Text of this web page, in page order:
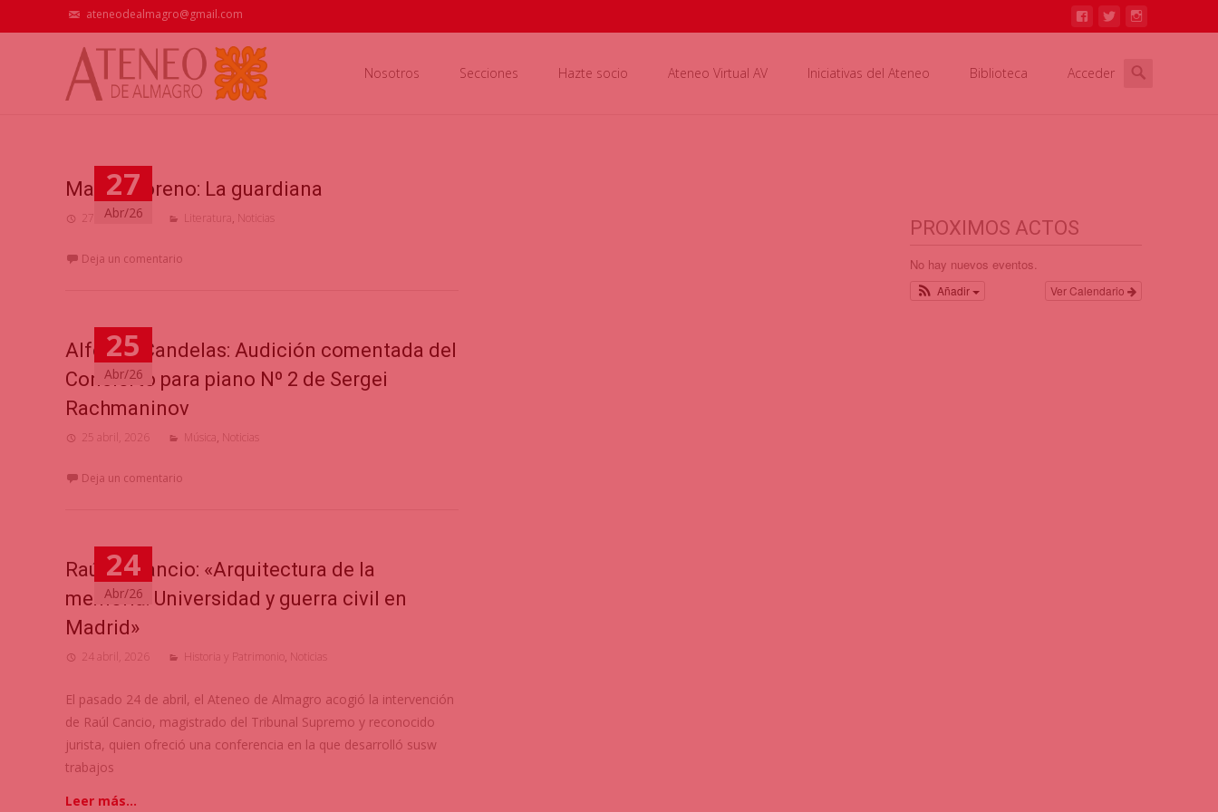
ateneodealmagro@gmail.com
Nosotros Secciones Hazte socio Ateneo Virtual AV Iniciativas del Ateneo Biblioteca Acceder
27
Abr/26
Marta Moreno: La guardiana
27 abril, 2026 Literatura, Noticias
Deja un comentario
25
Abr/26
Alfonso Candelas: Audición comentada del
Concierto para piano Nº 2 de Sergei
Rachmaninov
25 abril, 2026 Música, Noticias
Deja un comentario
24
Abr/26
Raúl C. Cancio: «Arquitectura de la
memoria: Universidad y guerra civil en
Madrid»
24 abril, 2026 Historia y Patrimonio, Noticias
El pasado 24 de abril, el Ateneo de Almagro acogió la intervención
de Raúl Cancio, magistrado del Tribunal Supremo y reconocido
jurista, quien ofreció una conferencia en la que desarrolló susw
trabajos
Leer más…
PROXIMOS ACTOS
No hay nuevos eventos.
Ver Calendario
Añadir